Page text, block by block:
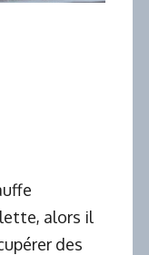
alors il
des